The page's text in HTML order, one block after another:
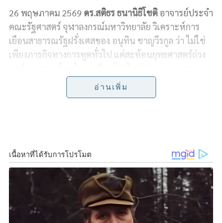
c
e
b
n
e
i
t
t
e
r
p
y
L
i
n
a
r
e
26 พฤษภาคม 2569 ดร.สติธร ธนานิธิโชติอาจารย์ประจำ
คณะรัฐศาสตร์ จุฬาลงกรณ์มหาวิทยาลัย วิเคราะห์การ
เยือนสาธารณรัฐฝรั่งเศสของ อนุทิน ชาญวีรกูล ว่า ไม่ใช่
เพียงภารกิจทางการทูตทั่วไป แต่สะท้อนยุทธศาสตร์ถ่วง
แข่งขันระหว่างสหรัฐอเมริกาและจีนที่ทวีความเข้มข้น
กระชับความสัมพันธ์กับฝรั่งเศสจึงมีนัยสำคัญเชิง
ยุทธศาสตร์ เพราะฝรั่งเศสถือเป็นหนึ่งในประเทศแกน
หลักของสหภาพยุโรป ทั้งด้านเศรษฐกิจ การเมือง และ
ความมั่นคง ซึ่งจะช่วยเพิ่มบทบาทและกระบอกเสียงให้
ไทยในเวทียุโรป โดยเฉพาะการผลักดันความตกลงการค้า
เสรีไทย–สหภาพยุโรป หรือ FTA ไทย–EU
อ่านเพิ่ม